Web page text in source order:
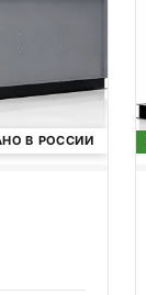
В РОССИИ